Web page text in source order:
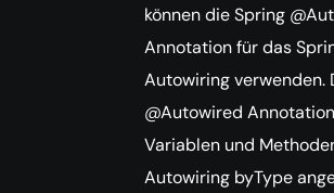
können die Spring
Annotation für das
Autowiring verwenden.
@Autowired
Variablen und
Autowiring byType